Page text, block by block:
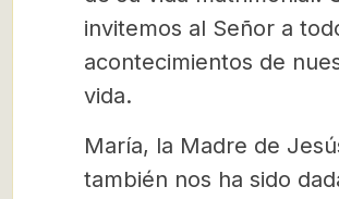
invitemos al Señor a
acontecimientos de
vida.
María, la Madre de
también nos ha sido